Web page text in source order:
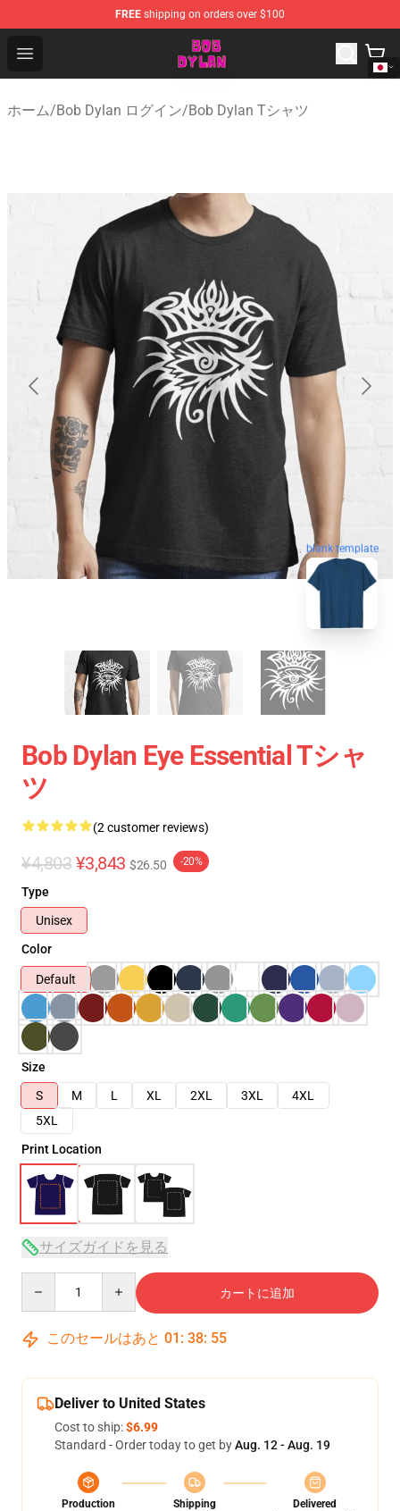
FREE shipping on orders over $100
Open menu
Bob Dylan Store - Official Bob Dylan Merchandise Shop
ホーム/Bob Dylan ログイン/Bob Dylan Tシャツ
blank template
Bob Dylan Eye Essential Tシャ
ツ
(2 customer reviews)
¥4,803 ¥3,843 $26.50 -20%
Type
Unisex
Color
Default
Size
S
M L XL 2XL 3XL
4XL
5XL
Print Location
サイズガイドを見る
カートに追加
このセールはあと 01 : 38: 54
Deliver to United States
Cost to ship:$6.99
Standard - Order today to get byAug. 12 - Aug. 19
Production
Shipping
Delivered